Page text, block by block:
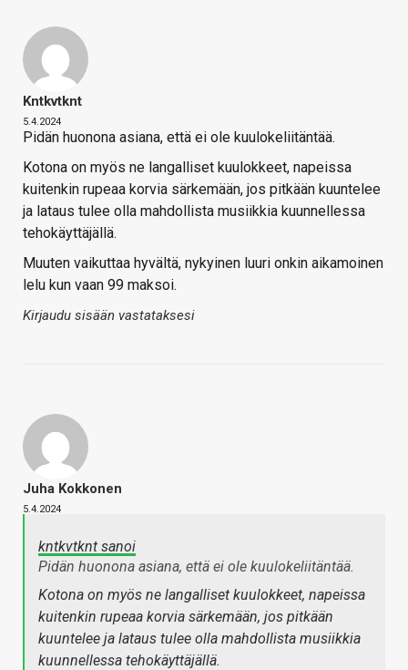
Kntkvtknt
5.4.2024
Pidän huonona asiana, että ei ole kuulokeliitäntää.
Kotona on myös ne langalliset kuulokkeet, napeissa
kuitenkin rupeaa korvia särkemään, jos pitkään kuuntelee
ja lataus tulee olla mahdollista musiikkia kuunnellessa
tehokäyttäjällä.
Muuten vaikuttaa hyvältä, nykyinen luuri onkin aikamoinen
lelu kun vaan 99 maksoi.
Kirjaudu sisään vastataksesi
Juha Kokkonen
5.4.2024
kntkvtknt sanoi
Pidän huonona asiana, että ei ole kuulokeliitäntää.
Kotona on myös ne langalliset kuulokkeet, napeissa
kuitenkin rupeaa korvia särkemään, jos pitkään
kuuntelee ja lataus tulee olla mahdollista musiikkia
kuunnellessa tehokäyttäjällä.